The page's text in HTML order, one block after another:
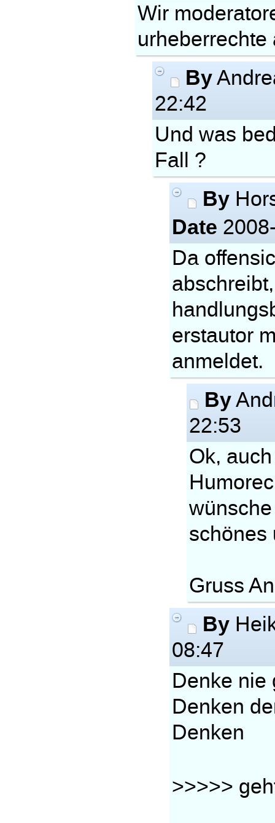
Wir
urheberrechte
By
22:42
Und was
Fall ?
By
Date
Da
erstautor
anmeldet.
By
22:53
Ok,
schönes
Gruss
By
08:47
Denke nie
Denken
Denken
>>>>>